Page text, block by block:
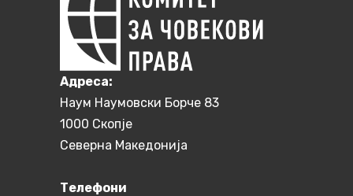
Aдреса:
Наум Наумовски Борче 83
1000 Скопје
Северна Македонија
Телефони